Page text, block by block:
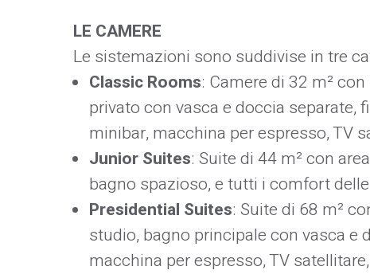
LE CAMERE
Le sistemazioni sono suddivise in tre
Classic Rooms: Camere di 32 m²
privato con vasca e doccia separate,
minibar, macchina per espresso, TV
Junior Suites: Suite di 44 m² con
bagno spazioso, e tutti i comfort
Presidential Suites: Suite di 68 m²
studio, bagno principale con vasca e
macchina per espresso, TV